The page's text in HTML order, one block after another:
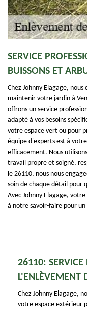
SERVICE
BUISSONS ET
Chez Johnny Elagage,
maintenir votre jardin à
offrons un service
adapté à vos besoins
votre espace vert ou pour
équipe d'experts est à
efficacement. Nous
travail propre et soigné,
le 26110, nous nous
soin de chaque détail pour
Avec Johnny Elagage,
à notre savoir-faire pour
26110: SERVICE
L'ENLÈVEMENT
Chez Johnny Elagage,
votre espace extérieur